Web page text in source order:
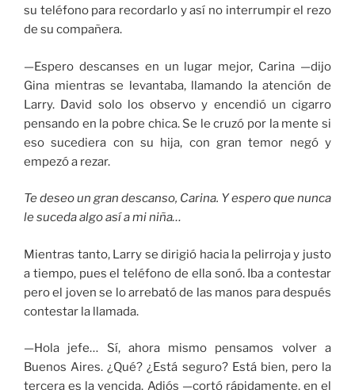
su teléfono para recordarlo y así no interrumpir el rezo
de su compañera.
—Espero descanses en un lugar mejor, Carina —dijo
Gina mientras se levantaba, llamando la atención de
Larry. David solo los observo y encendió un cigarro
pensando en la pobre chica. Se le cruzó por la mente si
eso sucediera con su hija, con gran temor negó y
empezó a rezar.
Te deseo un gran descanso, Carina. Y espero que nunca
le suceda algo así a mi niña…
Mientras tanto, Larry se dirigió hacia la pelirroja y justo
a tiempo, pues el teléfono de ella sonó. Iba a contestar
pero el joven se lo arrebató de las manos para después
contestar la llamada.
—Hola jefe… Sí, ahora mismo pensamos volver a
Buenos Aires. ¿Qué? ¿Está seguro? Está bien, pero la
tercera es la vencida. Adiós —cortó rápidamente, en el